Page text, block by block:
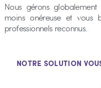
Nous gérons
moins onéreuse et vous
professionnels reconnus.
NOTRE SOLUTION